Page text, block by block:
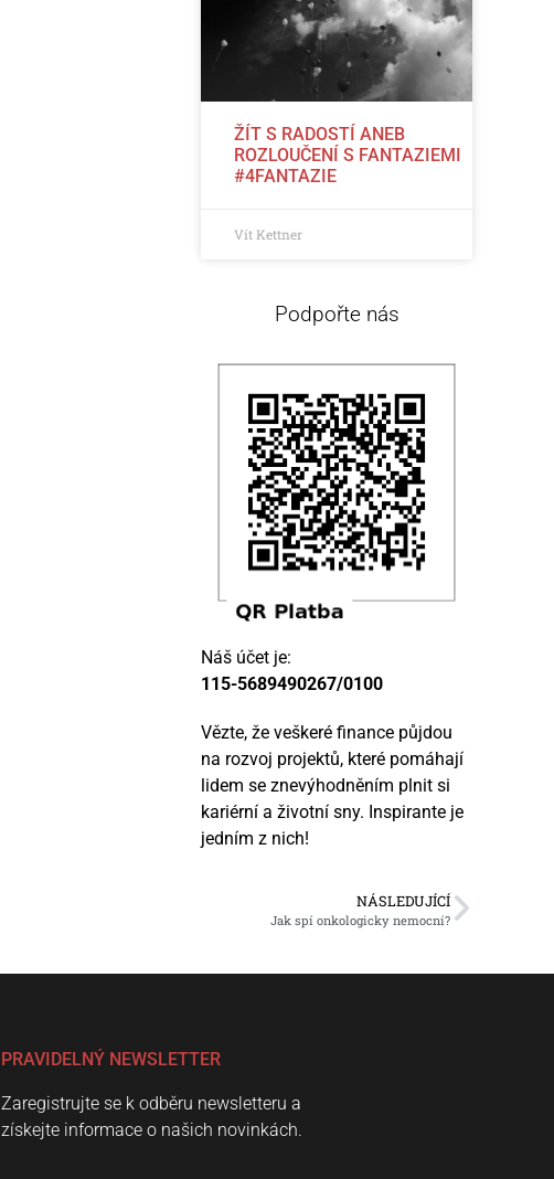
ŽÍT S RADOSTÍ ANEB
ROZLOUČENÍ S FANTAZIEMI
#4FANTAZIE
Vít Kettner
Podpořte nás
Náš účet je:
115-5689490267/0100
Vězte, že veškeré finance půjdou
na rozvoj projektů, které pomáhají
lidem se znevýhodněním plnit si
kariérní a životní sny. Inspirante je
jedním z nich!
NÁSLEDUJÍCÍ
Jak spí onkologicky nemocní?
PRAVIDELNÝ NEWSLETTER
Zaregistrujte se k odběru newsletteru a
získejte informace o našich novinkách.